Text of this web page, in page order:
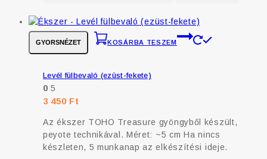
GYORSNÉZET KOSÁRBA TESZEM
Levél fülbevaló (ezüst-fekete)
0 5
3 450 Ft
Az ékszer TOHO Treasure gyöngyből készült,
peyote technikával. Méret: ~5 cm Ha nincs
készleten, 5 munkanap az elkészítési ideje.